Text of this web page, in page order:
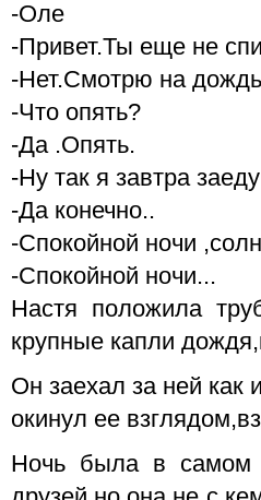
-Оле
-Привет.Ты еще не
-Нет.Смотрю на дождь
-Что опять?
-Да .Опять.
-Ну так я завтра
-Да конечно..
-Спокойной ночи
-Спокойной ночи...
Настя положила
крупные капли
Он заехал за ней как
окинул ее
Ночь была в самом